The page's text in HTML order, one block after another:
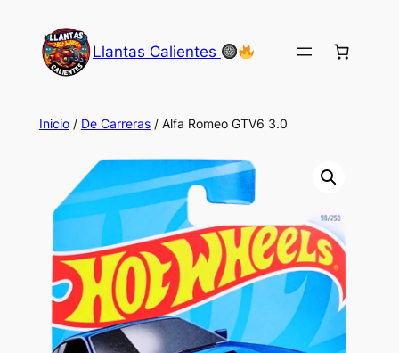
contenido
Llantas Calientes
Inicio/ De Carreras/ Alfa Romeo GTV6 3.0